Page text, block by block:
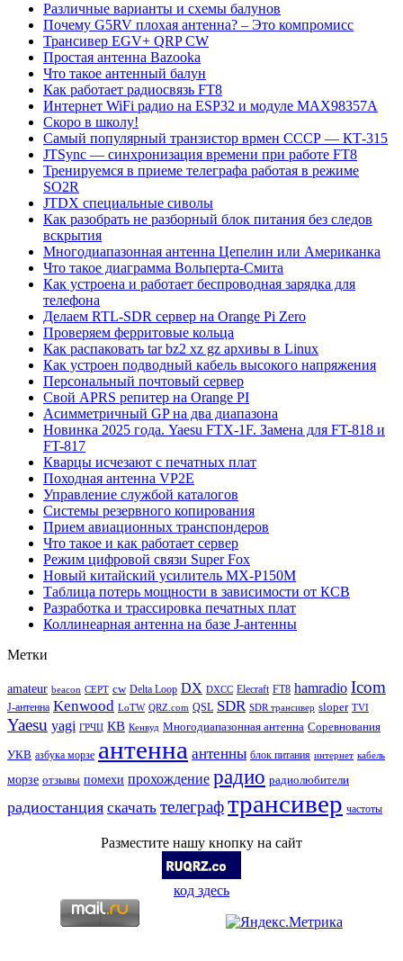
Различные варианты и схемы балунов
Почему G5RV плохая антенна? – Это компромисс
Трансивер EGV+ QRP CW
Простая антенна Bazooka
Что такое антенный балун
Как работает радиосвязь FT8
Интернет WiFi радио на ESP32 и модуле MAX98357A
Скоро в школу!
Самый популярный транзистор врмен СССР — КТ-315
JTSync — синхронизация времени при работе FT8
Тренируемся в приеме телеграфа работая в режиме
SO2R
JTDX специальные сиволы
Как разобрать не разборный блок питания без следов
вскрытия
Многодиапазонная антенна Цепелин или Американка
Что такое диаграмма Вольперта-Смита
Как устроена и работает беспроводная зарядка для
телефона
Делаем RTL-SDR сервер на Orange Pi Zero
Проверяем ферритовые кольца
Как распаковать tar bz2 xz gz архивы в Linux
Как устроен подводный кабель высокого напряжения
Персональный почтовый сервер
Свой APRS репитер на Orange PI
Асимметричный GP на два диапазона
Новинка 2025 года. Yaesu FTX-1F. Замена для FT-818 и
FT-817
Кварцы исчезают с печатных плат
Походная антенна VP2E
Управление службой каталогов
Системы резервного копирования
Прием авиационных транспондеров
Что такое и как работает сервер
Режим цифровой связи Super Fox
Новый китайский усилитель MX-P150M
Таблица потерь мощности в зависимости от КСВ
Разработка и трассировка печатных плат
Коллинеарная антенна на базе J-антенны
Метки
amateur beacon CEPT cw Delta Loop DX DXCC Elecraft FT8 hamradio Icom
J-антенна Kenwood LoTW QRZ.com QSL SDR SDR трансивер sloper TVI
Yaesu yagi ГРЧЦ КВ Кенвуд Многодиапазонная антенна Соревнования
УКВ азбука морзе антенна антенны блок питания интернет кабель
морзе отзывы помехи прохождение радио радиолюбители
радиостанция скачать телеграфтрансивер частоты
Разместите нашу кнопку на сайт
код здесь